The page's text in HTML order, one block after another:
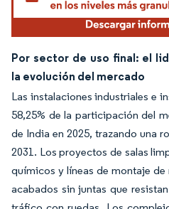
Por sector de uso final: el
la evolución del mercado
Las instalaciones industriales e
58,25% de la participación del
de India en 2025, trazando una
2031. Los proyectos de salas
químicos y líneas de montaje
acabados sin juntas que